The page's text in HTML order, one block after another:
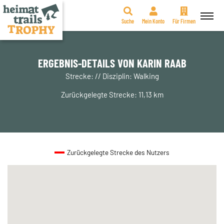
Zum
Suche Mein Konto Für Firmen
ERGEBNIS-DETAILS VON KARIN RAAB
Strecke: // Disziplin: Walking
Zurückgelegte Strecke: 11,13 km
Zurückgelegte Strecke des Nutzers